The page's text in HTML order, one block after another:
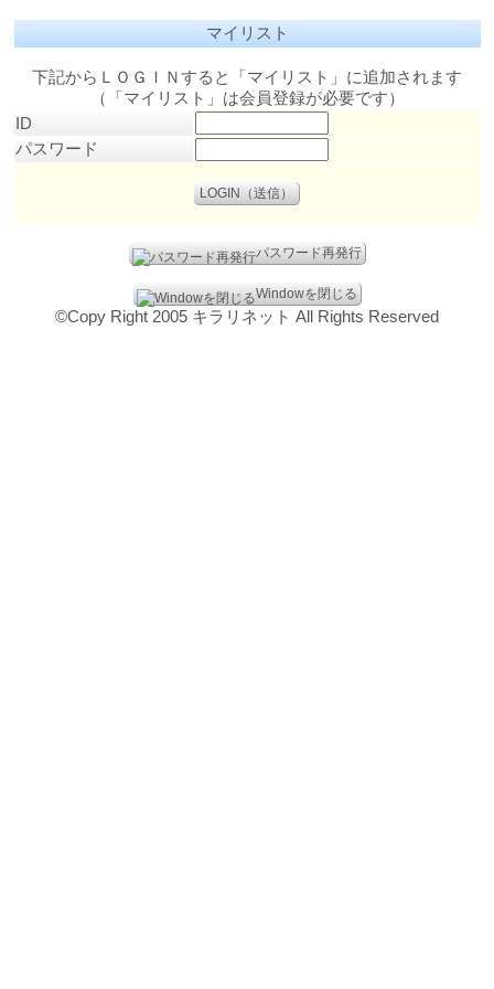
マイリスト
下記からＬＯＧＩＮすると「マイリスト」に追加されます
（「マイリスト」は会員登録が必要です）
ID
パスワード
パスワード再発行
Windowを閉じる
©Copy Right 2005 キラリネット All Rights Reserved